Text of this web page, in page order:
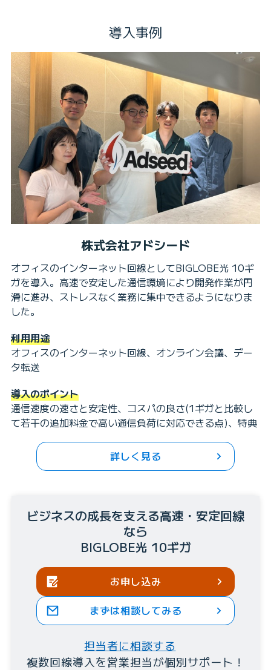
導入事例
株式会社アドシード
オフィスのインターネット回線としてBIGLOBE光 10ギ
ガを導入。高速で安定した通信環境により開発作業が円
滑に進み、ストレスなく業務に集中できるようになりま
した。
利用用途
オフィスのインターネット回線、オンライン会議、デー
タ転送
導入のポイント
通信速度の速さと安定性、コスパの良さ(1ギガと比較し
て若干の追加料金で高い通信負荷に対応できる点)、特典
詳しく見る
ビジネスの成長を支える高速・安定回線
なら
BIGLOBE光 10ギガ
お申し込み
まずは相談してみる
担当者に相談する
複数回線導入を営業担当が個別サポート！